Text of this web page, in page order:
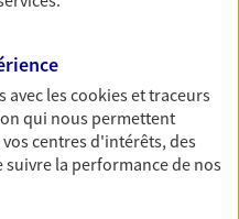
EN LIGNE
avec votre
Un contrat
avec lescookies et traceurs
qui nous permettent
centres d'intérêts, des
la performance de nos